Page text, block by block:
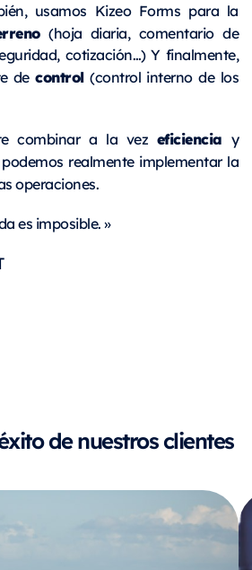
usamos Kizeo Forms para la
(hoja diaria, comentario de
cotización…) Y finalmente,
decontrol(control interno de los
combinar a la vez eficiencia y
realmente implementar la
operaciones.
es imposible. »
de nuestros clientes